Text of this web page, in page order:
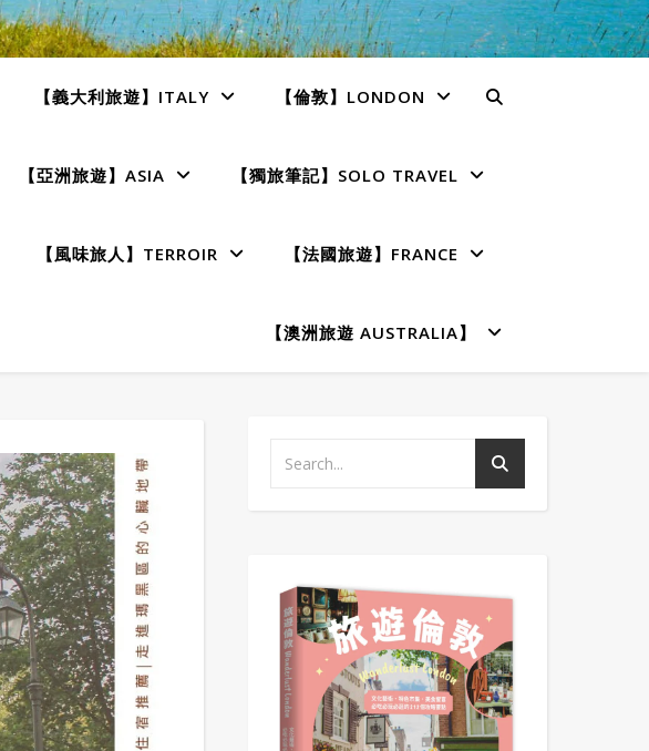
【義大利旅遊】ITALY 【倫敦】LONDON
【亞洲旅遊】ASIA 【獨旅筆記】SOLO TRAVEL
【風味旅人】TERROIR 【法國旅遊】FRANCE
【澳洲旅遊 AUSTRALIA】